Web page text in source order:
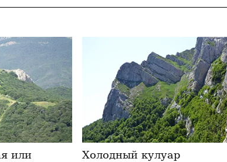
или
Холодный кулуар